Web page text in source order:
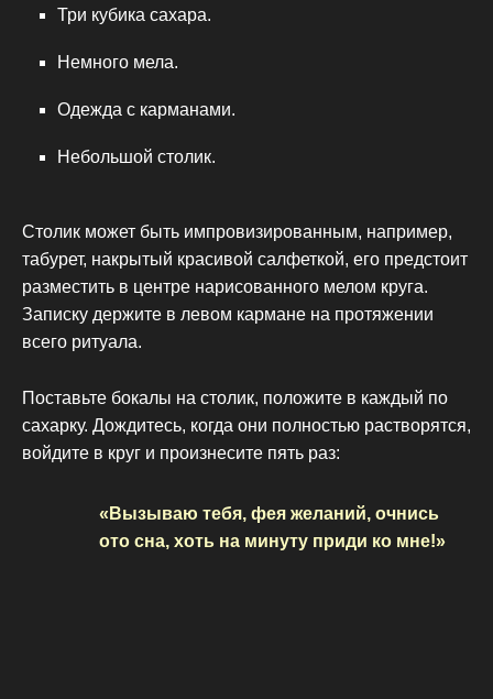
Три кубика сахара.
Немного мела.
Одежда с карманами.
Небольшой столик.
Столик может быть импровизированным, например,
табурет, накрытый красивой салфеткой, его предстоит
разместить в центре нарисованного мелом круга.
Записку держите в левом кармане на протяжении
всего ритуала.
Поставьте бокалы на столик, положите в каждый по
сахарку. Дождитесь, когда они полностью растворятся,
войдите в круг и произнесите пять раз:
«Вызываю тебя, фея желаний, очнись
ото сна, хоть на минуту приди ко мне!»